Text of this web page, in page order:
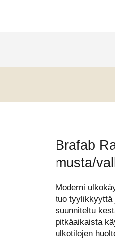
Brafab
musta/
Moderni
tuo tyylikkyyttä
suunniteltu
pitkäaikaista
ulkotilojen